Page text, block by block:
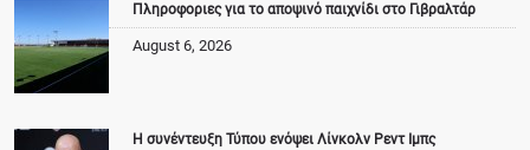
Πληροφοριες για το αποψινό παιχνίδι στο Γιβραλτάρ
August 6, 2026
Η συνέντευξη Τύπου ενόψει Λίνκολν Ρεντ Ιμπς